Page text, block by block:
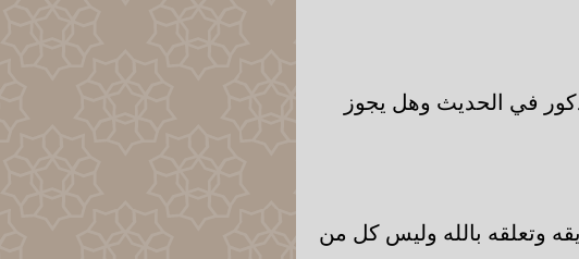
في الحديث وهل يجوز
وتعلقه بالله وليس كل من